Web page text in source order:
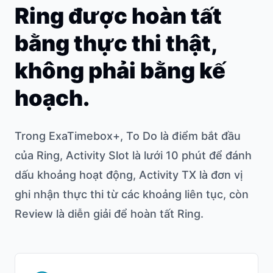
Ring được hoàn tất
bằng thực thi thật,
không phải bằng kế
hoạch.
Trong ExaTimebox+, To Do là điểm bắt đầu
của Ring, Activity Slot là lưới 10 phút để đánh
dấu khoảng hoạt động, Activity TX là đơn vị
ghi nhận thực thi từ các khoảng liên tục, còn
Review là diễn giải để hoàn tất Ring.